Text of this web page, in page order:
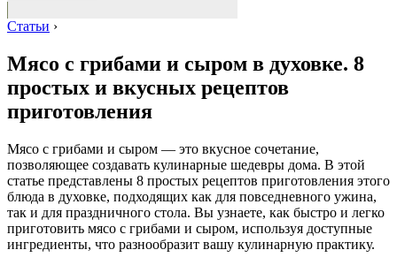
Статьи ›
Мясо с грибами и сыром в духовке. 8
простых и вкусных рецептов
приготовления
Мясо с грибами и сыром — это вкусное сочетание,
позволяющее создавать кулинарные шедевры дома. В этой
статье представлены 8 простых рецептов приготовления этого
блюда в духовке, подходящих как для повседневного ужина,
так и для праздничного стола. Вы узнаете, как быстро и легко
приготовить мясо с грибами и сыром, используя доступные
ингредиенты, что разнообразит вашу кулинарную практику.